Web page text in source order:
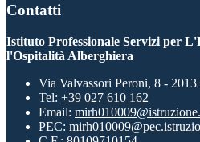
Contatti
Istituto Professionale Servizi per
l'Ospitalità Alberghiera
Via Valvassori Peroni, 8 -
Tel: +39 027 610 162
Email:
PEC: